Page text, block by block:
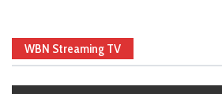
WBN Streaming TV